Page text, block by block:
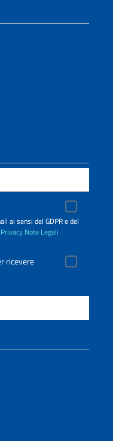
ai sensi del GDPR e del
Privacy Note Legali
ricevere